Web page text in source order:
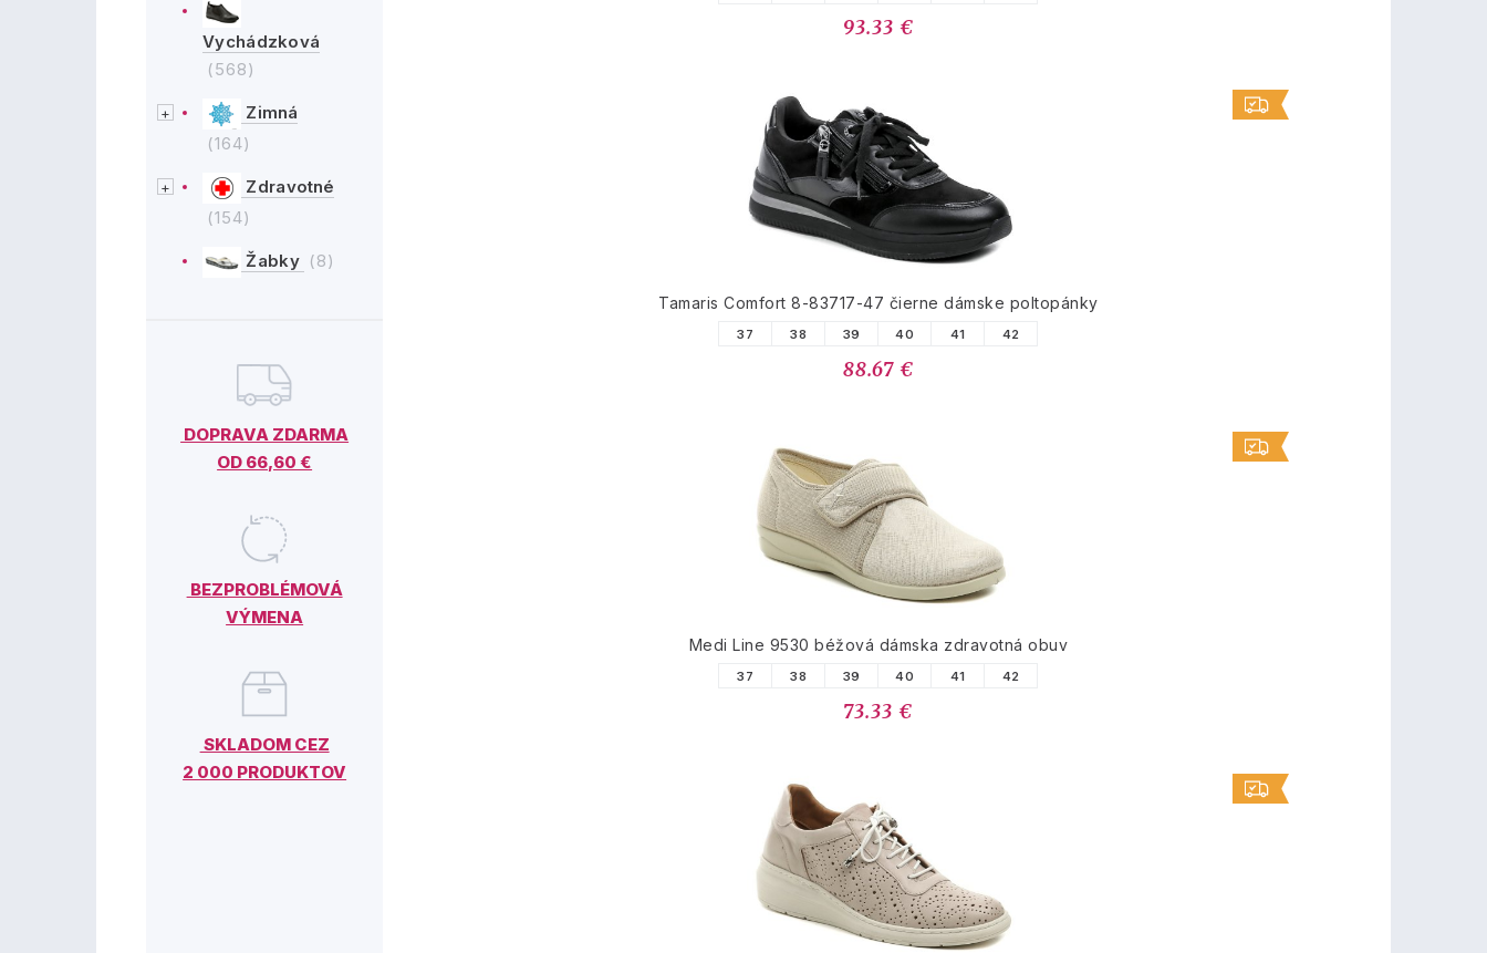
Vychádzková
(568)
Zimná
(164)
Zdravotné
(154)
Žabky (8)
DOPRAVA ZDARMA
OD 66,60 €
BEZPROBLÉMOVÁ
VÝMENA
SKLADOM CEZ
2 000 PRODUKTOV
93.33 €
Tamaris Comfort 8-83717-47 čierne dámske poltopánky
37 38 39 40 41 42
88.67 €
Medi Line 9530 béžová dámska zdravotná obuv
37 38 39 40 41 42
73.33 €